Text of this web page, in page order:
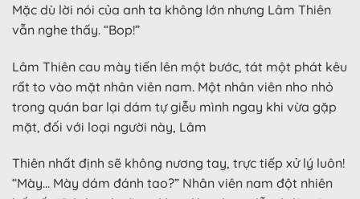
Mặc dù lời nói của anh ta không lớn nhưng Lâm Thiên
vẫn nghe thấy. “Bop!”
Lâm Thiên cau mày tiến lên một bước, tát một phát kêu
rất to vào mặt nhân viên nam. Một nhân viên nho nhỏ
trong quán bar lại dám tự giễu mình ngay khi vừa gặp
mặt, đối với loại người này, Lâm
Thiên nhất định sẽ không nương tay, trực tiếp xử lý luôn!
“Mày… Mày dám đánh tao?” Nhân viên nam đột nhiên